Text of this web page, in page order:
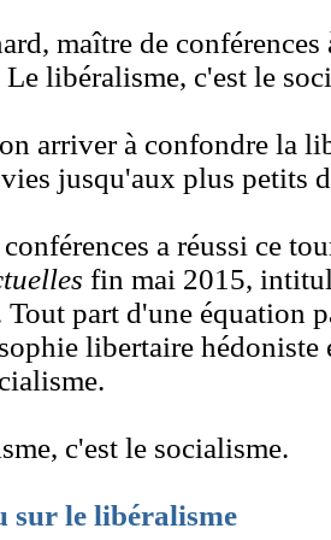
maître de
libéralisme, c'est le
arriver à confondre la
jusqu'aux plus petits
a réussi ce
fin mai 2015,
part d'une équation
libertaire hédoniste
c'est le socialisme.
sur le libéralisme